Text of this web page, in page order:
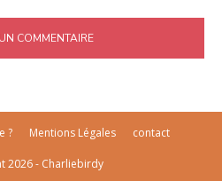
? Mentions Légales contact
2026 - Charliebirdy